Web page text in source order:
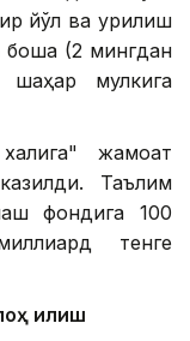
йўл ва қурилиш
(2 мингдан
шаҳар мулкига
жамоат
Таълим
фондига 100
тенге
қилиш